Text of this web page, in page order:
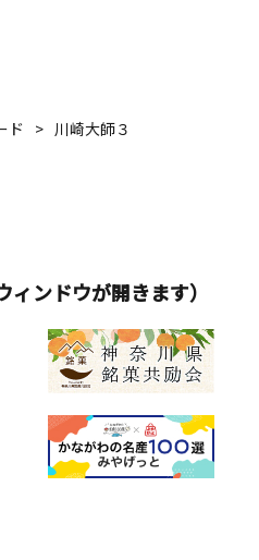
ド 川崎大師３
ンドウが開きます）